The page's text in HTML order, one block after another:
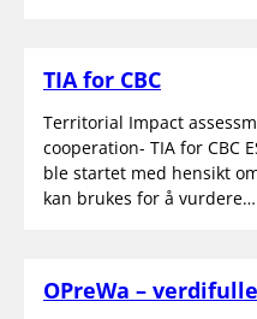
TIA for CBC
Territorial Impact
cooperation- TIA for CBC
ble startet med hensikt
kan brukes for å vurdere…
OPreWa –